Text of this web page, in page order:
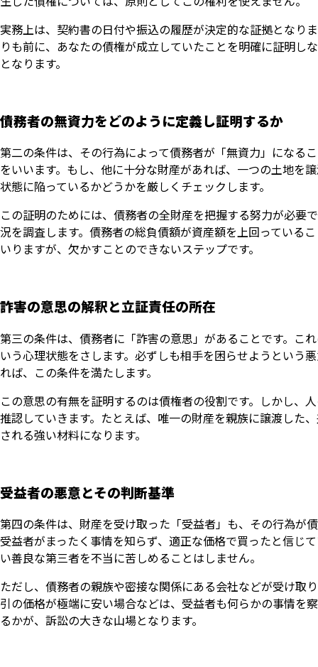
実務上は、契約書の日付や振込の履歴が決定的な証拠となり
りも前に、あなたの債権が成立していたことを明確に証明
となります。
債務者の無資力をどのように定義し証明するか
第二の条件は、その行為によって債務者が「無資力」になる
をいいます。もし、他に十分な財産があれば、一つの土地を
状態に陥っているかどうかを厳しくチェックします。
この証明のためには、債務者の全財産を把握する努力が必要
況を調査します。債務者の総負債額が資産額を上回っている
いりますが、欠かすことのできないステップです。
詐害の意思の解釈と立証責任の所在
第三の条件は、債務者に「詐害の意思」があることです。こ
いう心理状態をさします。必ずしも相手を困らせようという
れば、この条件を満たします。
この意思の有無を証明するのは債権者の役割です。しかし、
推認していきます。たとえば、唯一の財産を親族に譲渡した
される強い材料になります。
受益者の悪意とその判断基準
第四の条件は、財産を受け取った「受益者」も、その行為が
受益者がまったく事情を知らず、適正な価格で買ったと信じ
い善良な第三者を不当に苦しめることはしません。
ただし、債務者の親族や密接な関係にある会社などが受け取
引の価格が極端に安い場合などは、受益者も何らかの事情を
るかが、訴訟の大きな山場となります。